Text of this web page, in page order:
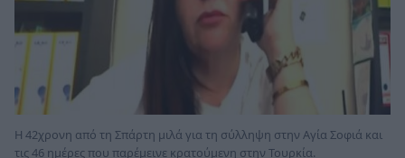
Η 42χρονη από τη Σπάρτη μιλά για τη σύλληψη στην Αγία Σοφιά και
τις 46 ημέρες που παρέμεινε κρατούμενη στην Τουρκία.